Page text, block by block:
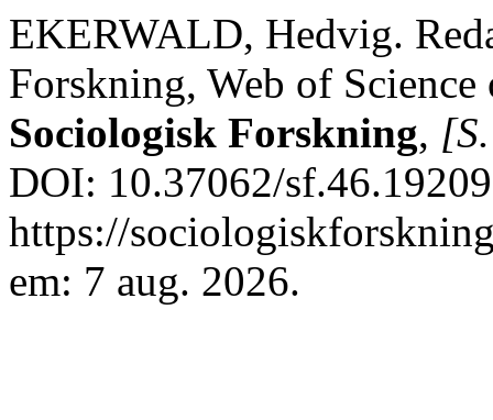
EKERWALD, Hedvig.
Forskning, Web of
Sociologisk Forskning,
DOI: 10.37062/
https://
em: 7 aug. 2026.